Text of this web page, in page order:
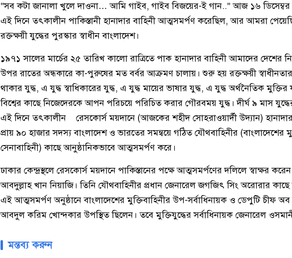
“সব কটা জানালা খুলে দাওনা… আমি গাইব, গাইব বিজয়ের-ই গান..” আজ ১৬
এই দিনে তৎকালীন পাকিস্তানী হানাদার বাহিনী আত্মসমর্পণ করেছিল, আর আমরা
রক্তক্ষয়ী যুদ্ধের পুরস্কার স্বাধীন বাংলাদেশ।
১৯৭১ সালের মার্চের ২৫ তারিখ কালো রাত্রিতে পাক হানাদার বাহিনী আমাদের দেশের
উপর রাতের অন্ধকারে কা-পুরুষের মত বর্বর আক্রমণ চালায়। শুরু হয় রক্তক্ষয়ী
থাকার যুদ্ধ, এ যুদ্ধ স্বাধিকারের যুদ্ধ, এ যুদ্ধ মায়ের ভাষার যুদ্ধ, এ যুদ্ধ অর্থনৈতিক
বিশ্বের কাছে নিজেদেরকে আপন পরিচয়ে পরিচিত করার গৌরবময় যুদ্ধ। দীর্ঘ ৯ মাস
এই দিনে তৎকালীন রেসকোর্স ময়দানে (আজকের শহীদ সোহরাওয়ার্দী উদ্যান) হানাদার
প্রায় ৯০ হাজার সদস্য বাংলাদেশ ও ভারতের সমন্বয়ে গঠিত যৌথবাহিনীর (বাংলাদেশের
সেনাবাহিনী) কাছে আনুষ্ঠানিকভাবে আত্মসমর্পণ করে।
ঢাকার কেন্দ্রস্থলে রেসকোর্স ময়দানে পাকিস্তানের পক্ষে আত্মসমর্পণের দলিলে স্বাক্ষর
আবদুল্লাহ খান নিয়াজি। তিনি যৌথবাহিনীর প্রধান জেনারেল জগজিৎ সিং অরোরার
এই আত্মসমর্পণ অনুষ্ঠানে বাংলাদেশের মুক্তিবাহিনীর উপ-সর্বাধিনায়ক ও ডেপুটি চীফ অব
আবদুল করিম খোন্দকার উপস্থিত ছিলেন। তবে মুক্তিযুদ্ধের সর্বাধিনায়ক জেনারেল
মন্তব্য করুন